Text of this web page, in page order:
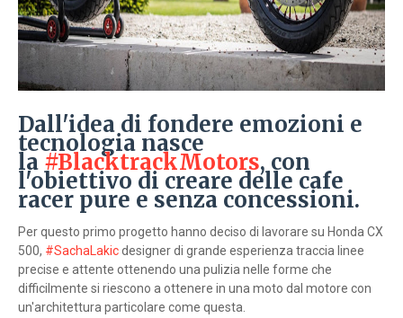
Dall'idea di fondere emozioni e
tecnologia nasce
la #BlacktrackMotors, con
l'obiettivo di creare delle cafe
racer pure e senza concessioni.
Per questo primo progetto hanno deciso di lavorare su Honda CX
500, #SachaLakicdesigner di grande esperienza traccia linee
precise e attente ottenendo una pulizia nelle forme che
difficilmente si riescono a ottenere in una moto dal motore con
un'architettura particolare come questa.